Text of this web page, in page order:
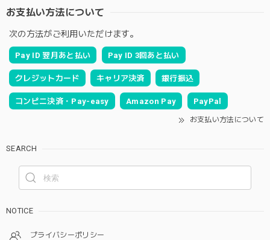
お支払い方法について
次の方法がご利用いただけます。
Pay ID 翌月あと払い Pay ID 3回あと払い
クレジットカード キャリア決済 銀行振込
コンビニ決済・Pay-easy Amazon Pay PayPal
お支払い方法について
SEARCH
NOTICE
プライバシーポリシー